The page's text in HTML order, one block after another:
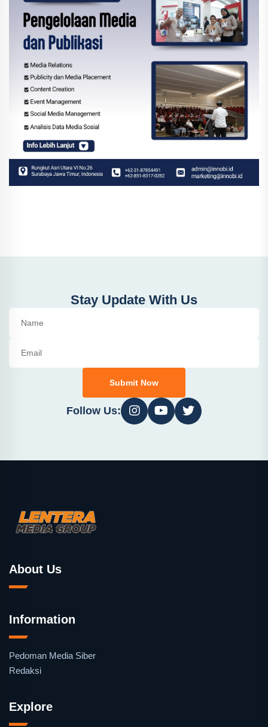
Stay Update With Us
Submit Now
Follow Us:
About Us
Information
Pedoman Media Siber
Redaksi
Explore